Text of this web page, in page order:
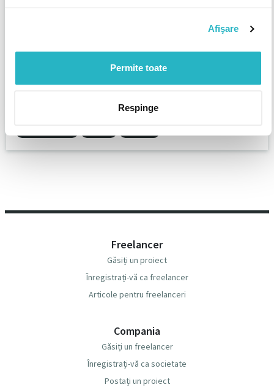
Afişare
Permite toate
Respinge
Evaluarea tehnologiilor de producție
EXI (Efficient XML Interchange)
Extracția de date
Freelancer
Găsiți un proiect
Înregistrați-vă ca freelancer
Articole pentru freelanceri
Compania
Găsiți un freelancer
Înregistrați-vă ca societate
Postați un proiect